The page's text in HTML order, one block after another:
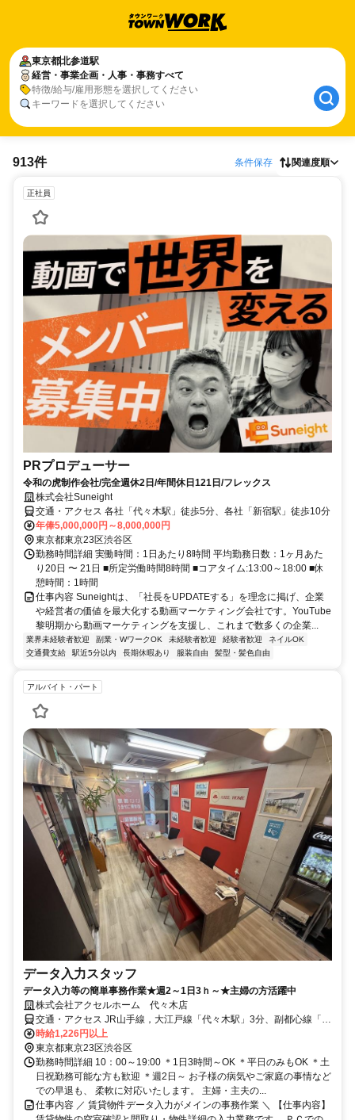
東京都北参道駅
経営・事業企画・人事・事務すべて
特徴/給与/雇用形態を選択してください
キーワードを選択してください
913件 条件保存 関連度順
正社員
PRプロデューサー
令和の虎制作会社/完全週休2日/年間休日121日/フレックス
株式会社Suneight
交通・アクセス 各社「代々木駅」徒歩5分、各社「新宿駅」徒歩10分
年俸5,000,000円～8,000,000円
東京都東京23区渋谷区
勤務時間詳細 実働時間：1日あたり8時間 平均勤務日数：1ヶ月あた
り20日 〜 21日 ■所定労働時間8時間 ■コアタイム:13:00～18:00 ■休
憩時間：1時間
仕事内容 Suneightは、「社長をUPDATEする」を理念に掲げ、企業
や経営者の価値を最大化する動画マーケティング会社です。YouTube
黎明期から動画マーケティングを支援し、これまで数多くの企業...
業界未経験者歓迎 副業・WワークOK 未経験者歓迎 経験者歓迎
ネイルOK
交通費支給
駅近5分以内 長期休暇あり 服装自由 髪型・髪色自由
アルバイト・パート
データ入力スタッフ
データ入力等の簡単事務作業★週2～1日3ｈ～★主婦の方活躍中
株式会社アクセルホーム 代々木店
交通・アクセス JR山手線，大江戸線「代々木駅」3分、副都心線「北
参道駅」徒歩4分
時給1,226円以上
東京都東京23区渋谷区
勤務時間詳細 10：00～19:00 ＊1日3時間～OK ＊平日のみもOK ＊土
日祝勤務可能な方も歓迎 ＊週2日～ お子様の病気やご家庭の事情など
での早退も、 柔軟に対応いたします。 主婦・主夫の...
仕事内容 ／ 賃貸物件データ入力がメインの事務作業 ＼ 【仕事内容】